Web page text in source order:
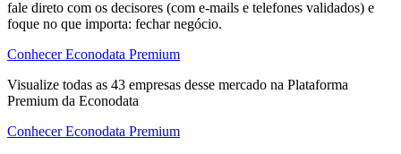
fale direto com os decisores (com e-mails e telefones validados) e
foque no que importa: fechar negócio.
Conhecer Econodata Premium
Visualize todas as 43 empresas desse mercado na Plataforma
Premium da Econodata
Conhecer Econodata Premium